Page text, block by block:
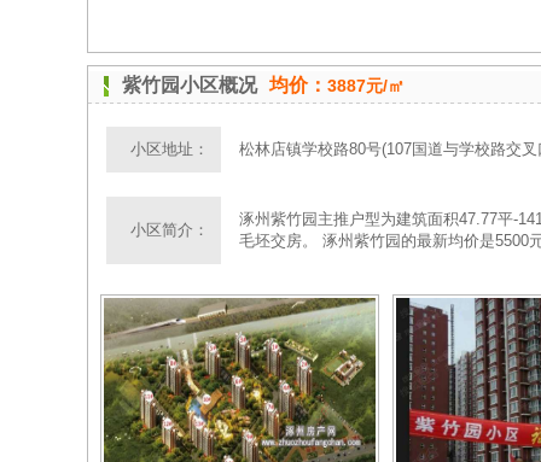
紫竹园小区概况 均价： 3887元/㎡
小区地址： 松林店镇学校路80号(107国道与学校路交
小区简介：
涿州紫竹园主推户型为建筑面积47.77平-
毛坯交房。 涿州紫竹园的最新均价是5500